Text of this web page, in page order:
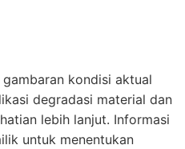
kondisi aktual
degradasi material dan
lebih lanjut. Informasi
untuk menentukan